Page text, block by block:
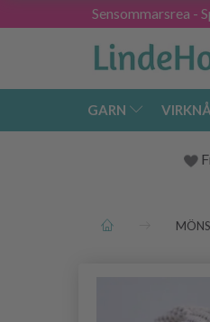
Sensommarsrea -
GARN